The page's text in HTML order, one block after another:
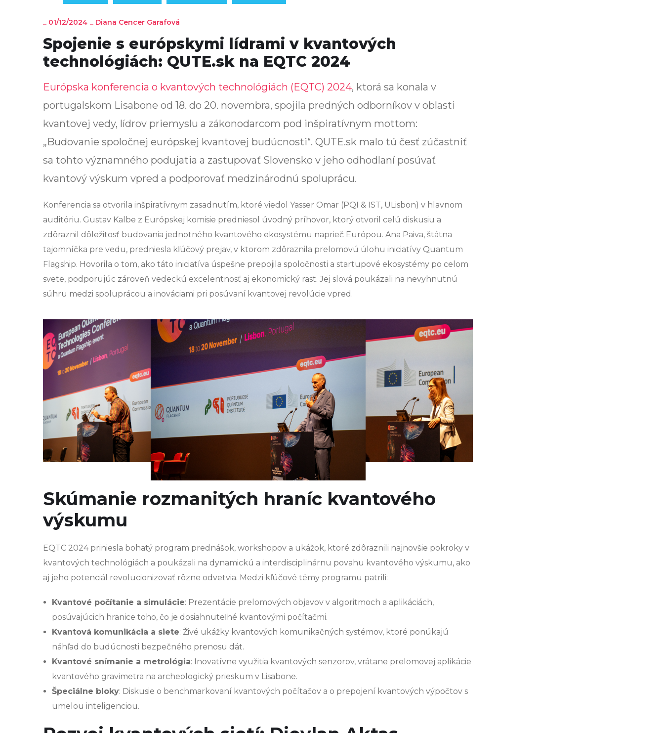
01/12/2024 Diana Cencer Garafová
Spojenie s európskymi lídrami v kvantových
technológiách: QUTE.sk na EQTC 2024
Európska konferencia o kvantových technológiách (EQTC) 2024, ktorá sa konala v
portugalskom Lisabone od 18. do 20. novembra, spojila predných odborníkov v oblasti
kvantovej vedy, lídrov priemyslu a zákonodarcom pod inšpiratívnym mottom:
„Budovanie spoločnej európskej kvantovej budúcnosti“. QUTE.sk malo tú česť zúčastniť
sa tohto významného podujatia a zastupovať Slovensko v jeho odhodlaní posúvať
kvantový výskum vpred a podporovať medzinárodnú spoluprácu.
Konferencia sa otvorila inšpiratívnym zasadnutím, ktoré viedol Yasser Omar (PQI & IST, ULisbon) v hlavnom
auditóriu. Gustav Kalbe z Európskej komisie predniesol úvodný príhovor, ktorý otvoril celú diskusiu a
zdôraznil dôležitosť budovania jednotného kvantového ekosystému naprieč Európou. Ana Paiva, štátna
tajomníčka pre vedu, predniesla kľúčový prejav, v ktorom zdôraznila prelomovú úlohu iniciatívy Quantum
Flagship. Hovorila o tom, ako táto iniciatíva úspešne prepojila spoločnosti a startupové ekosystémy po celom
svete, podporujúc zároveň vedeckú excelentnosť aj ekonomický rast. Jej slová poukázali na nevyhnutnú
súhru medzi spoluprácou a inováciami pri posúvaní kvantovej revolúcie vpred.
Skúmanie rozmanitých hraníc kvantového
výskumu
EQTC 2024 priniesla bohatý program prednášok, workshopov a ukážok, ktoré zdôraznili najnovšie pokroky v
kvantových technológiách a poukázali na dynamickú a interdisciplinárnu povahu kvantového výskumu, ako
aj jeho potenciál revolucionizovať rôzne odvetvia. Medzi kľúčové témy programu patrili:
Kvantové počítanie a simulácie: Prezentácie prelomových objavov v algoritmoch a aplikáciách,
posúvajúcich hranice toho, čo je dosiahnuteľné kvantovými počítačmi.
Kvantová komunikácia a siete: Živé ukážky kvantových komunikačných systémov, ktoré ponúkajú
náhľad do budúcnosti bezpečného prenosu dát.
Kvantové snímanie a metrológia: Inovatívne využitia kvantových senzorov, vrátane prelomovej aplikácie
kvantového gravimetra na archeologický prieskum v Lisabone.
Špeciálne bloky: Diskusie o benchmarkovaní kvantových počítačov a o prepojení kvantových výpočtov s
umelou inteligenciou.